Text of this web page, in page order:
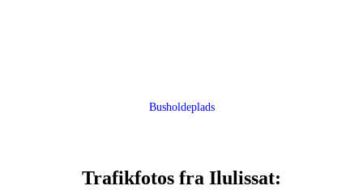
Busholdeplads
Trafikfotos fra Ilulissat: